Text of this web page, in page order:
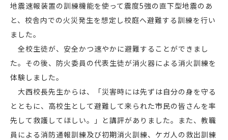
地震速報装置の訓練機能を使って震度5強の直下型地震のあ
と、校舎内での火災発生を想定し校庭へ避難する訓練を行い
ました。
全校生徒が、安全かつ速やかに避難することができまし
た。その後、防火委員の代表生徒が消火器による消火訓練を
体験しました。
大西校長先生からは、「災害時には先ずは自分の身を守る
とともに、高校生として避難して来られた市民の皆さんを率
先して救護してほしい。」と講評がありました。また、教職
員による消防通報訓練及び初期消火訓練、ケガ人の救出訓練